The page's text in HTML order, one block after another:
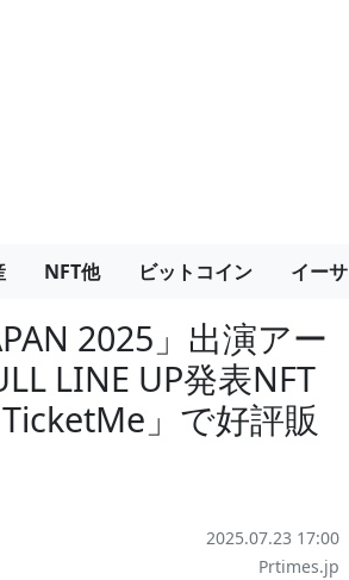
NFT他 ビットコイン イー
2025」出演アー
LINE UP発表NFT
」で好評販
2025.07.23 17:00
Prtimes.jp